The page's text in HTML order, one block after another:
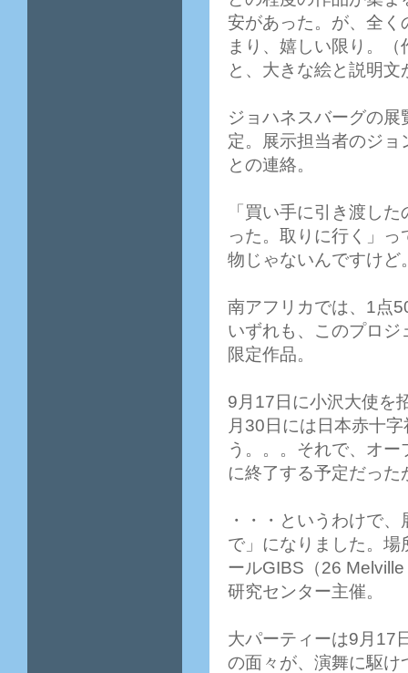
安があった。が、全く
まり、嬉しい限り。（
と、大きな絵と説明
ジョハネスバーグの
定。展示担当者のジ
との連絡。
「買い手に引き渡し
った。取りに行く」
物じゃないんですけど
南アフリカでは、1点
いずれも、このプロ
限定作品。
9月17日に小沢大使を
月30日には日本赤十
う。。。それで、オ
に終了する予定だっ
・・・というわけで
で」になりました。
ールGIBS（26
研究センター主催。
大パーティーは9月17
の面々が、演舞に駆け